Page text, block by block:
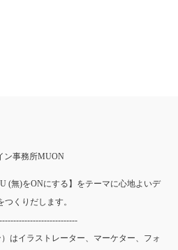
ン事務所MUON
(無)をONにする】をテーマに心地よいデ
つくりだします。
はイラストレーター、マーケター、フォ